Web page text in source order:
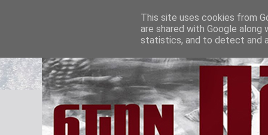
This site uses cookies from
are shared with Google
statistics, and to detect and